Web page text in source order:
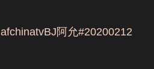
afchinatvBJ阿允#20200212